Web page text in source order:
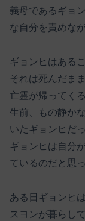
義母であるギョ
な自分を責めな
ギョンヒはある
それは死んだま
亡霊が帰ってくる
生前、もの静か
いたギョンヒだ
ギョンヒは自分
ているのだと思
ある日ギョンヒ
スヨンが暮らし